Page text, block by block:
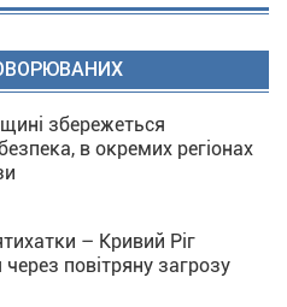
збережеться
в окремих регіонах
– Кривий Ріг
повітряну загрозу